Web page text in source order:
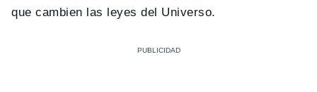
que cambien las leyes del Universo.